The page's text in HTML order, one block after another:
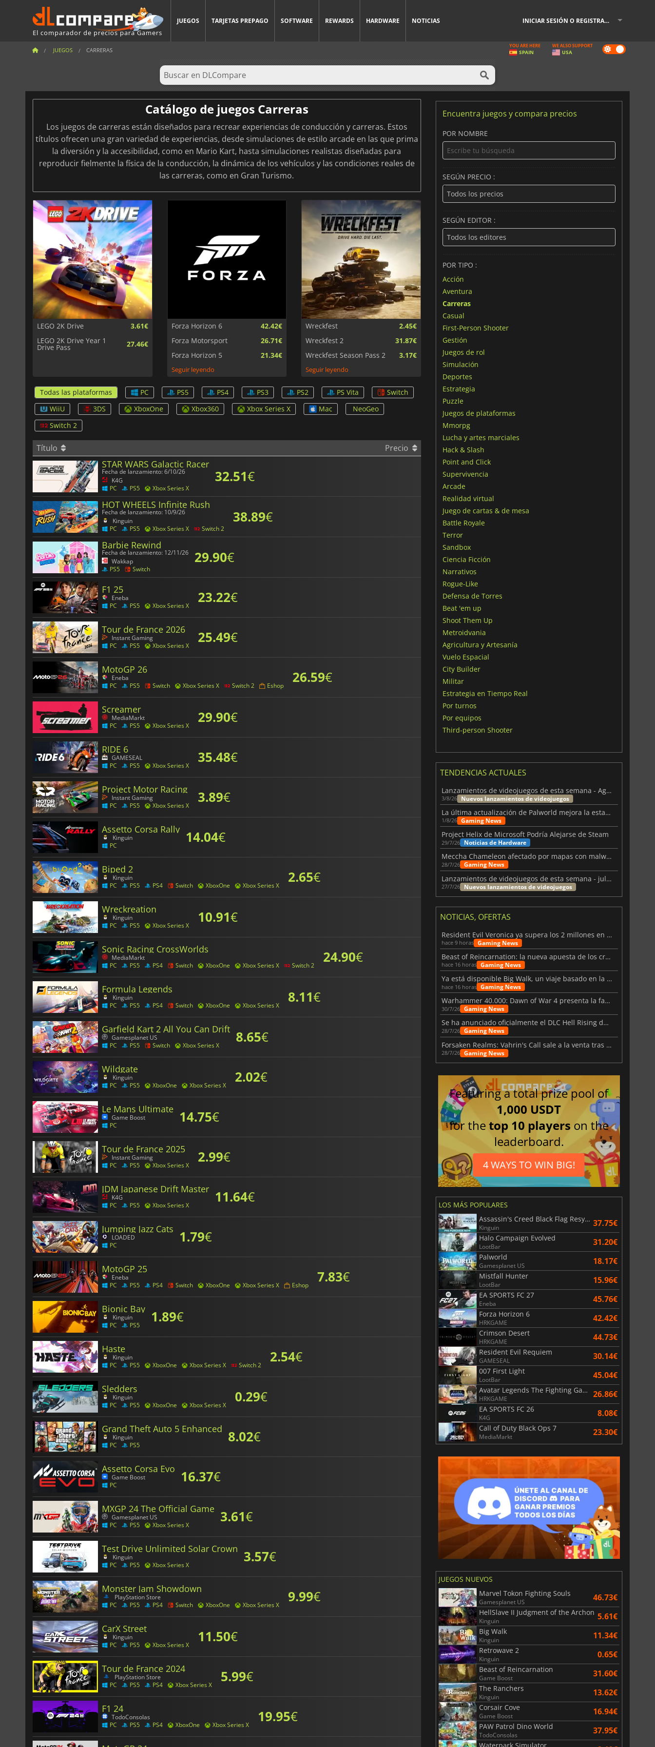
El comparador de precios para Gamers
JUEGOS TARJETAS PREPAGO SOFTWARE REWARDS HARDWARE NOTICIAS INICIAR SESIÓN O REGISTRARSE
JUEGOS CARRERAS Dark
mode
YOU ARE HERE
SPAIN
WE ALSO SUPPORT
USA
Catálogo de juegos Carreras
Los juegos de carreras están diseñados para recrear experiencias de conducción y carreras. Estos
títulos ofrecen una gran variedad de experiencias, desde simulaciones de estilo arcade en las que prima
la diversión y la accesibilidad, como en Mario Kart, hasta simulaciones realistas diseñadas para
reproducir fielmente la física de la conducción, la dinámica de los vehículos y las condiciones reales de
las carreras, como en Gran Turismo.
LEGO 2K Drive
3.61€
LEGO 2K Drive Year 1
Drive Pass 27.46€
Forza Horizon 6
42.42€
Forza Motorsport
26.71€
Forza Horizon 5
21.34€
Seguir leyendo
Wreckfest
2.45€
Wreckfest 2
31.87€
Wreckfest Season Pass 2
3.17€
Seguir leyendo
Todas las plataformas PC PS5 PS4 PS3 PS2 PS Vita
Switch
WiiU
3DS XboxOne Xbox360 Xbox Series X Mac
NeoGeo
Switch 2
Título Precio
STAR WARS Galactic Racer
Fecha de lanzamiento: 6/10/26
K4G
PC
PS5 Xbox Series X
32.51€
HOT WHEELS Infinite Rush
Fecha de lanzamiento: 10/9/26
Kinguin
PC
PS5 Xbox Series X Switch 2
38.89€
Barbie Rewind
Fecha de lanzamiento: 12/11/26
Wakkap
PS5
Switch
29.90€
F1 25
Eneba
PC
PS5 Xbox Series X 23.22€
Tour de France 2026
Instant Gaming
PC
PS5 Xbox Series X 25.49€
MotoGP 26
Eneba
PC
PS5 Switch Xbox Series X Switch 2 Eshop 26.59€
Screamer
MediaMarkt
PC
PS5 Xbox Series X 29.90€
RIDE 6
GAMESEAL
PC
PS5 Xbox Series X 35.48€
Project Motor Racing
Instant Gaming
PC
PS5 Xbox Series X 3.89€
Assetto Corsa Rally
Kinguin
PC
14.04€
Biped 2
Kinguin
PC
PS5 PS4 Switch XboxOne Xbox Series X 2.65€
Wreckreation
Kinguin
PC
PS5 Xbox Series X 10.91€
Sonic Racing CrossWorlds
MediaMarkt
PC
PS5 PS4 Switch XboxOne Xbox Series X Switch 2 24.90€
Formula Legends
Kinguin
PC
PS5 PS4 Switch XboxOne Xbox Series X 8.11€
Garfield Kart 2 All You Can Drift
Gamesplanet US
PC
PS5 Switch Xbox Series X 8.65€
Wildgate
Kinguin
PC
PS5 XboxOne Xbox Series X 2.02€
Le Mans Ultimate
Game Boost
PC
14.75€
Tour de France 2025
Instant Gaming
PC
PS5 Xbox Series X 2.99€
JDM Japanese Drift Master
K4G
PC
PS5 Xbox Series X 11.64€
Jumping Jazz Cats
LOADED
PC
1.79€
MotoGP 25
Eneba
PC
PS5 PS4 Switch XboxOne Xbox Series X Eshop 7.83€
Bionic Bay
Kinguin
PC
PS5 1.89€
Haste
Kinguin
PC
PS5 XboxOne Xbox Series X Switch 2 2.54€
Sledders
Kinguin
PC
PS5 XboxOne Xbox Series X 0.29€
Grand Theft Auto 5 Enhanced
Kinguin
PC
PS5 8.02€
Assetto Corsa Evo
Game Boost
PC
16.37€
MXGP 24 The Official Game
Gamesplanet US
PC
PS5 Xbox Series X 3.61€
Test Drive Unlimited Solar Crown
Kinguin
PC
PS5 Xbox Series X 3.57€
Monster Jam Showdown
PlayStation Store
PC
PS5 PS4 Switch XboxOne Xbox Series X 9.99€
CarX Street
Kinguin
PC
PS5 Xbox Series X 11.50€
Tour de France 2024
PlayStation Store
PC
PS5 PS4 Xbox Series X 5.99€
F1 24
TodoConsolas
PC
PS5 PS4 XboxOne Xbox Series X 19.95€
Encuentra juegos y compara precios
POR NOMBRE
SEGÚN PRECIO :
SEGÚN EDITOR :
POR TIPO :
Acción
Aventura
Carreras
Casual
First-Person Shooter
Gestión
Juegos de rol
Simulación
Deportes
Estrategia
Puzzle
Juegos de plataformas
Mmorpg
Lucha y artes marciales
Hack & Slash
Point and Click
Supervivencia
Arcade
Realidad virtual
Juego de cartas & de mesa
Battle Royale
Terror
Sandbox
Ciencia Ficción
Narrativos
Rogue-Like
Defensa de Torres
Beat 'em up
Shoot Them Up
Metroidvania
Agricultura y Artesanía
Vuelo Espacial
City Builder
Militar
Estrategia en Tiempo Real
Por turnos
Por equipos
Third-person Shooter
TENDENCIAS ACTUALES
Lanzamientos de videojuegos de esta semana - Agosto de 2026 (semana 32)
3/8/26 Nuevos lanzamientos de videojuegos
La última actualización de Palworld mejora la estabilidad
1/8/26 Gaming News
Project Helix de Microsoft Podría Alejarse de Steam
29/7/26 Noticias de Hardware
Meccha Chameleon afectado por mapas con malware y Discord
28/7/26 Gaming News
Lanzamientos de videojuegos de esta semana - julio 2026 (semana 31)
27/7/26 Nuevos lanzamientos de videojuegos
NOTICIAS, OFERTAS
Resident Evil Veronica ya supera los 2 millones en listas de deseados
hace 9 horas Gaming News
Beast of Reincarnation: la nueva apuesta de los creadores de Pokémon
hace 16 horas Gaming News
Ya está disponible Big Walk, un viaje basado en la amistad
hace 16 horas Gaming News
Warhammer 40.000: Dawn of War 4 presenta la facción de los Necrones
30/7/26 Gaming News
Se ha anunciado oficialmente el DLC Hell Rising de Nioh 3
28/7/26 Gaming News
Forsaken Realms: Vahrin's Call sale a la venta tras una década
28/7/26 Gaming News
Featuring a total prize pool of
1,000 USDT
for thetop 10 players on the
leaderboard.
4 WAYS TO WIN BIG!
LOS MÁS POPULARES
Assassin's Creed Black Flag Resynced
Kinguin 37.75€
Halo Campaign Evolved
LootBar 31.20€
Palworld
Gamesplanet US 18.17€
Mistfall Hunter
LootBar 15.96€
EA SPORTS FC 27
Eneba 45.76€
Forza Horizon 6
HRKGAME 42.42€
Crimson Desert
HRKGAME 44.73€
Resident Evil Requiem
GAMESEAL 30.14€
007 First Light
LootBar 45.04€
Avatar Legends The Fighting Game
HRKGAME 26.86€
EA SPORTS FC 26
K4G 8.08€
Call of Duty Black Ops 7
MediaMarkt 23.30€
JUEGOS NUEVOS
Marvel Tokon Fighting Souls
Gamesplanet US 46.73€
HellSlave II Judgment of the Archon
Kinguin 5.61€
Big Walk
Kinguin 11.34€
Retrowave 2
Kinguin 0.65€
Beast of Reincarnation
Game Boost 31.60€
The Ranchers
Kinguin 13.62€
Corsair Cove
Game Boost 16.94€
PAW Patrol Dino World
TodoConsolas 37.95€